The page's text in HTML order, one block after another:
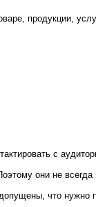
продукции,
с
они не всегда
что нужно